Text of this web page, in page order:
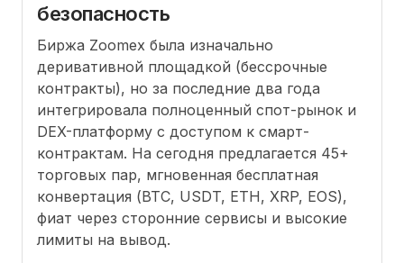
безопасность
Биржа Zoomex была изначально
деривативной площадкой (бессрочные
контракты), но за последние два года
интегрировала полноценный спот-рынок и
DEX-платформу с доступом к смарт-
контрактам. На сегодня предлагается 45+
торговых пар, мгновенная бесплатная
конвертация (BTC, USDT, ETH, XRP, EOS),
фиат через сторонние сервисы и высокие
лимиты на вывод.